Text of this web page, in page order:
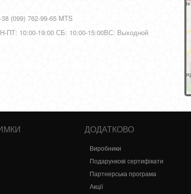
(099) 762-99-65 MTS
ПТ: 10:00-19:00 СБ: 10:00-15:00ВС: Выходной
ДОДАТКОВО
Виробники
Подарункові сертифікати
Партнерська програма
Акції